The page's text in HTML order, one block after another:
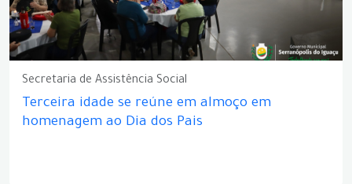
Secretaria de Assistência Social
Terceira idade se reúne em almoço em
homenagem ao Dia dos Pais